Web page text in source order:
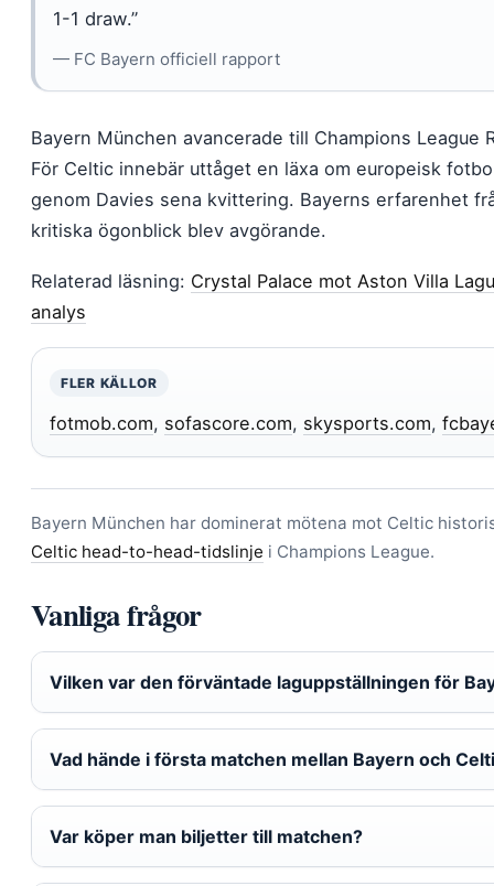
1-1 draw.”
— FC Bayern officiell rapport
Bayern München avancerade till Champions
För Celtic innebär uttåget en läxa om europeisk
genom Davies sena kvittering. Bayerns erfarenhet
kritiska ögonblick blev avgörande.
Relaterad läsning: Crystal Palace mot Aston Villa
analys
FLER KÄLLOR
fotmob.com, sofascore.com, skysports.com,
Bayern München har dominerat mötena mot Celtic
Celtic head-to-head-tidslinje i Champions League.
Vanliga frågor
Vilken var den förväntade laguppställningen för
Vad hände i första matchen mellan Bayern och
Var köper man biljetter till matchen?